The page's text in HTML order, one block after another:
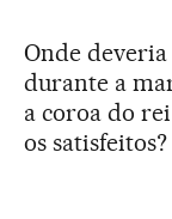
Onde
durante a
a coroa do
os satisfeitos?